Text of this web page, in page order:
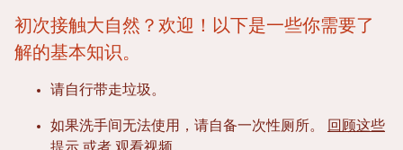
初次接触大自然？欢迎！以下是一些你需要了
解的基本知识。
请自行带走垃圾。
如果洗手间无法使用，请自备一次性厕所。
回顾这些